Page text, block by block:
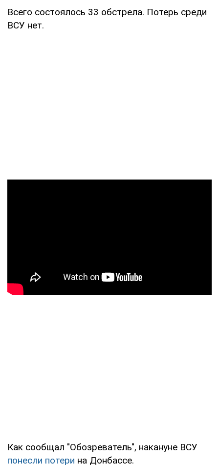
Всего состоялось 33 обстрела. Потерь среди
ВСУ нет.
Как сообщал "Обозреватель", накануне ВСУ
понесли потери на Донбассе.